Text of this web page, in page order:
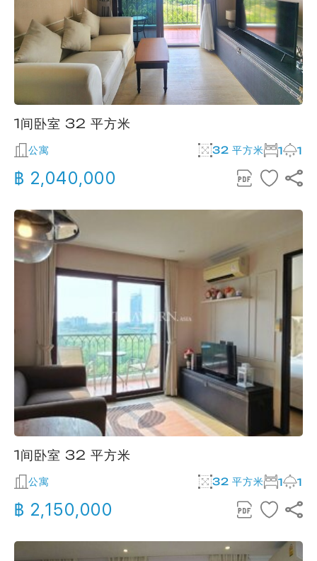
1间卧室 32 平方米
公寓 32 平方米 1 1
฿ 2,040,000
1间卧室 32 平方米
公寓 32 平方米 1 1
฿ 2,150,000